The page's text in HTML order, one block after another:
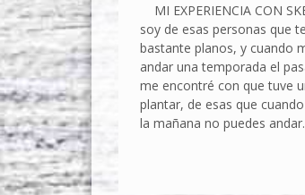
MI EXPERIENCIA CON
soy de esas personas que
bastante planos, y cuando
andar una temporada el
me encontré con que tuve
plantar, de esas que
la mañana no puedes